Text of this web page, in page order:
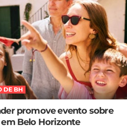
DE BH
promove evento sobre
Belo Horizonte